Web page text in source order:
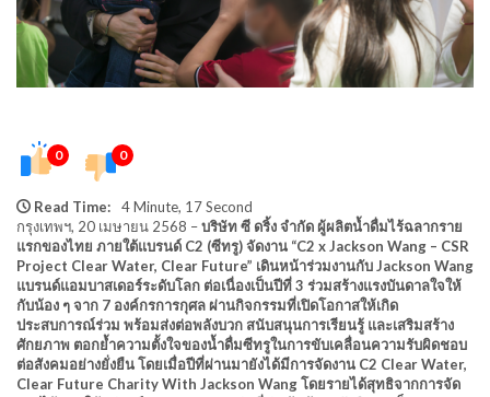
0 0
Read Time:
4 Minute, 17 Second
กรุงเทพฯ, 20 เมษายน 2568 –บริษัท ซี ดริ้ง จำกัด ผู้ผลิตน้ำดื่มไร้ฉลากราย
แรกของไทย ภายใต้แบรนด์ C2 (ซีทรู) จัดงาน “C2 x Jackson Wang – CSR
Project Clear Water, Clear Future” เดินหน้าร่วมงานกับ Jackson Wang
แบรนด์แอมบาสเดอร์ระดับโลก ต่อเนื่องเป็นปีที่ 3 ร่วมสร้างแรงบันดาลใจให้
กับน้อง ๆ จาก 7 องค์กรการกุศล ผ่านกิจกรรมที่เปิดโอกาสให้เกิด
ประสบการณ์ร่วม พร้อมส่งต่อพลังบวก สนับสนุนการเรียนรู้ และเสริมสร้าง
ศักยภาพ ตอกย้ำความตั้งใจของน้ำดื่มซีทรูในการขับเคลื่อนความรับผิดชอบ
ต่อสังคมอย่างยั่งยืน โดยเมื่อปีที่ผ่านมายังได้มีการจัดงาน C2 Clear Water,
Clear Future Charity With Jackson Wang โดยรายได้สุทธิจากการจัด